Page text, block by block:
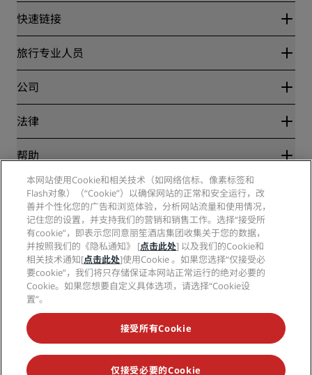
快速链接
丽赏会
Blog
目的地
丽笙酒店集团APP
体育认证酒店
家庭友好型酒店
健康与安全
旅行专业人员
合作伙伴
公司
丽笙酒店集团
工作机会 RHG
工作机会 PPHE
工作机会 EHL
The Club by RHG
发展机会
责任经营
采购
法律
隐私中心
丽赏会条款和条件
网站使用协议
数字无障碍
现代奴隶制声明
帮助
消费者警示
联系方式
常见问题
网站地图
社交媒体
丽笙酒店集团品牌
不再错失我们最受欢迎的酒店优惠
本网站使用Cookie和相关技术（如网络信标、像素标签和
Flash对象）（“Cookie”）以确保网站的正常和安全运行，改
善并个性化您的广告和浏览体验，分析网站流量和使用情况，
记住您的设置，并支持我们的营销和销售工作。选择“接受所
有cookie”，即表示您同意丽笙酒店集团收集关于您的数据，
并按照我们的《隐私通知》 [点击此处] 以及我们的Cookie和
相关技术通知[点击此处]使用Cookie 。如果您选择“仅接受必
要cookie”，我们将只存储保证本网站正常运行的绝对必要的
Cookie。如果您想要自定义具体选项，请选择“Cookie设
置”。
接受所有Cookie
仅接受必要的Cookie